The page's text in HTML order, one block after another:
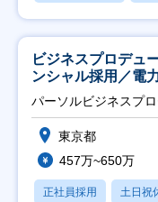
ビジネスプロデュ
ンシャル採用／電
ト推進】
パーソルビジネスプ
東京都
457万~650万
正社員採用 土日祝